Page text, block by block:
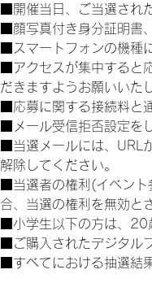
■開催当日、ご当選され
■顔写真付き身分証明書
■スマートフォンの機種
■アクセスが集中すると
だきますようお願いいた
■応募に関する接続料と
■メール受信拒否設定を
■当選メールには、URL
解除してください。
■当選者の権利(イベン
合、当選の権利を無効と
■小学生以下の方は、20
■ご購入されたデジタル
■すべてにおける抽選結